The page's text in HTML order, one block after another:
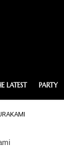
LATEST PARTY